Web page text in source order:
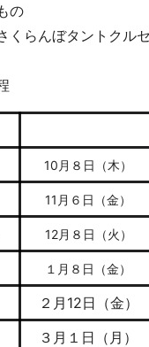
の
んぼタントクルセ
10月８日（木）
11月６日（金）
12月８日（火）
１月８日（金）
２月12日（金）
３月１日（月）